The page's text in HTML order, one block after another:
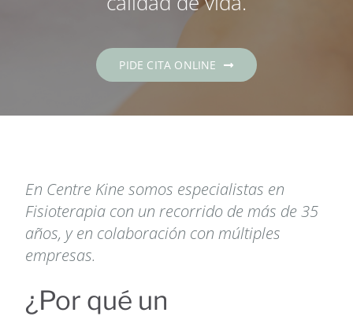
PIDE CITA ONLINE
En Centre Kine somos especialistas en
Fisioterapia con un recorrido de más de 35
años, y en colaboración con múltiples
empresas.
¿Por qué un